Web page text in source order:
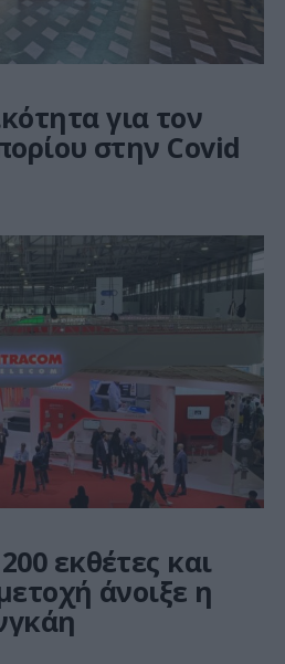
για τον
στην Covid
εκθέτες και
άνοιξε η